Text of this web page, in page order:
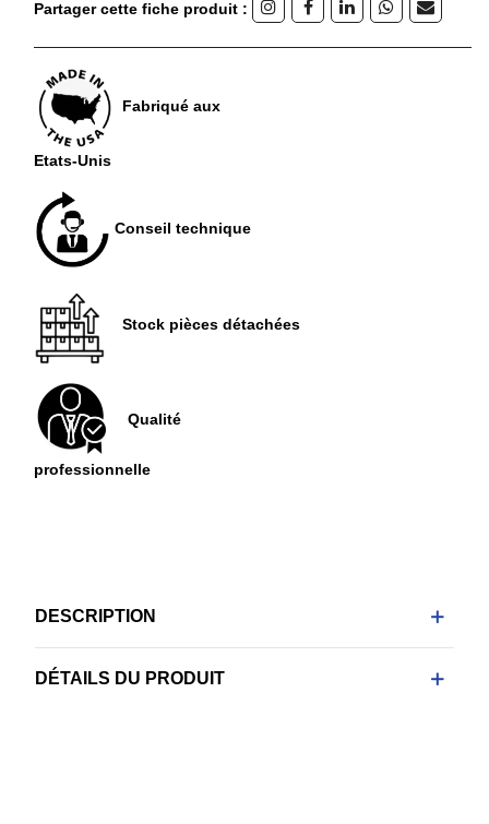
Partager cette fiche produit :
Fabriqué aux
Etats-Unis
Conseil technique
Stock pièces détachées
Qualité
professionnelle
DESCRIPTION
DÉTAILS DU PRODUIT